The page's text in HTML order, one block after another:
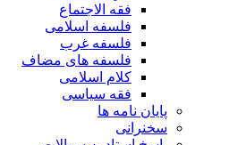
فقه الاجتماع
فلسفه اسلامی
فلسفه غرب
فلسفه های مضاف
کلام اسلامی
فقه سیاسی
پایان نامه ها
سخنرانی